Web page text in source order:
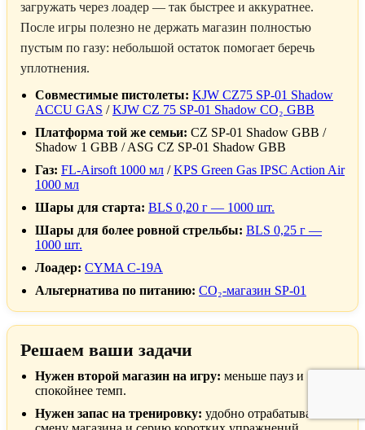
загружать через лоадер — так быстрее и аккуратнее.
После игры полезно не держать магазин полностью
пустым по газу: небольшой остаток помогает беречь
уплотнения.
Совместимые пистолеты: KJW CZ75 SP-01 Shadow
ACCU GAS /KJW CZ 75 SP-01 Shadow CO₂ GBB
Платформа той же семьи: CZ SP-01 Shadow GBB /
Shadow 1 GBB / ASG CZ SP-01 Shadow GBB
Газ: FL-Airsoft 1000 мл /KPS Green Gas IPSC Action Air
1000 мл
Шары для старта: BLS 0,20 г — 1000 шт.
Шары для более ровной стрельбы: BLS 0,25 г —
1000 шт.
Лоадер: CYMA C-19A
Альтернатива по питанию: CO₂-магазин SP-01
Решаем ваши задачи
Нужен второй магазин на игру: меньше пауз и
спокойнее темп.
Нужен запас на тренировку: удобно отрабатывать